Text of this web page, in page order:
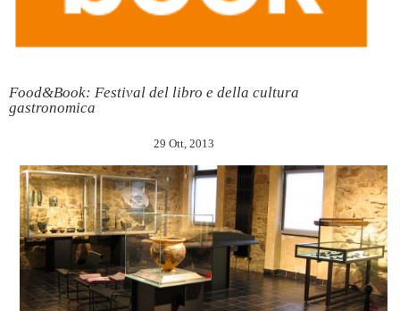
Food&Book: Festival del libro e della cultura
gastronomica
29 Ott, 2013